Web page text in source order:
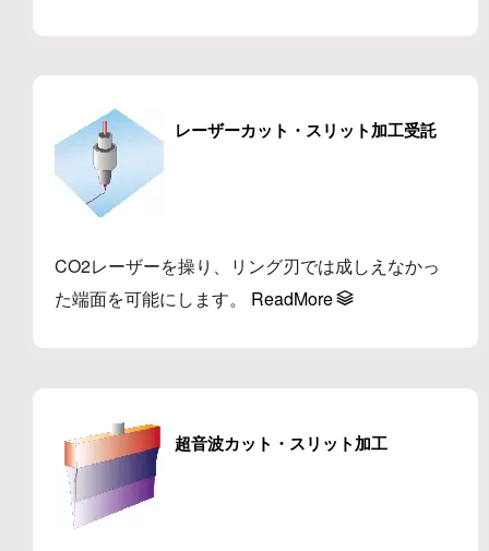
レーザーカット・スリット加工受託
CO2レーザーを操り、リング刃では成しえなかっ
た端面を可能にします。 ReadMore
超音波カット・スリット加工